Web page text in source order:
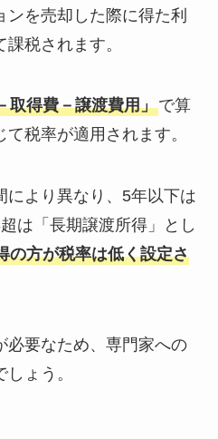
を売却した際に得た利
税されます。
取得費－譲渡費用」で算
税率が適用されます。
により異なり、5年以下は
は「長期譲渡所得」とし
の方が税率は低く設定さ
必要なため、専門家への
ょう。